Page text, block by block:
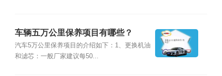
车辆五万公里保养项目有哪些？
汽车5万公里保养项目的介绍如下：1、更换机油
和滤芯：一般厂家建议每50...